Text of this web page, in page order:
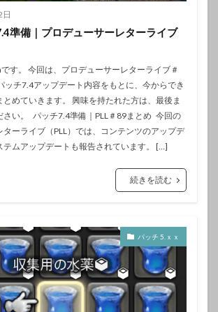
準備｜プロデューサーレターライブ
す。 今回は、プロデューサーレターライブ＃
ッチ7.4アップデート内容をもとに、今からでき
とめていきます。 興味を持たれた方は、最後ま
さい。 パッチ7.4準備｜PLL＃89まとめ 今回の
ターライブ（PLL）では、コンテンツのアップデ
テムアップデートも報告されています。 […]
続きを読む
パッチ 5.ｘｘ